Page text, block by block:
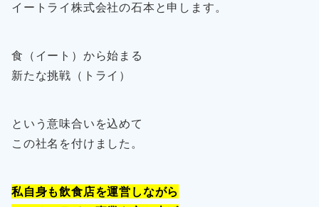
イートライ株式会社の石本と申します。
食（イート）から始まる
新たな挑戦（トライ）
という意味合いを込めて
この社名を付けました。
私自身も飲食店を運営しながら